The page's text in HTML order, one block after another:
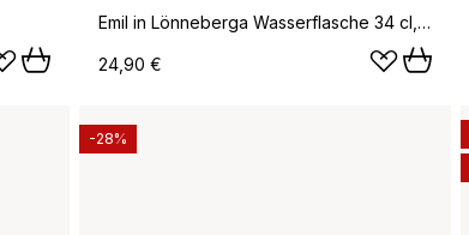
Emil in Lönneberga Wasserflasche 34 cl, Blau
24,90 €
-28%